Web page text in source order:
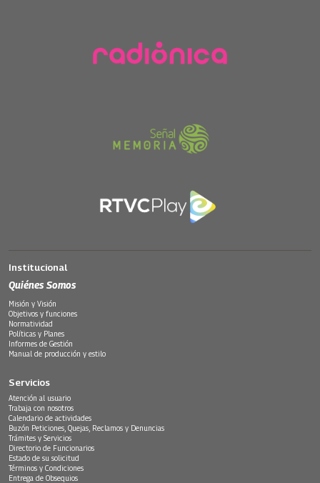
Institucional
Quiénes Somos
Misión y Visión
Objetivos y funciones
Normatividad
Políticas y Planes
Informes de Gestión
Manual de producción y estilo
Servicios
Atención al usuario
Trabaja con nosotros
Calendario de actividades
Buzón Peticiones, Quejas, Reclamos y Denuncias
Trámites y Servicios
Directorio de Funcionarios
Estado de su solicitud
Términos y Condiciones
Entrega de Obsequios